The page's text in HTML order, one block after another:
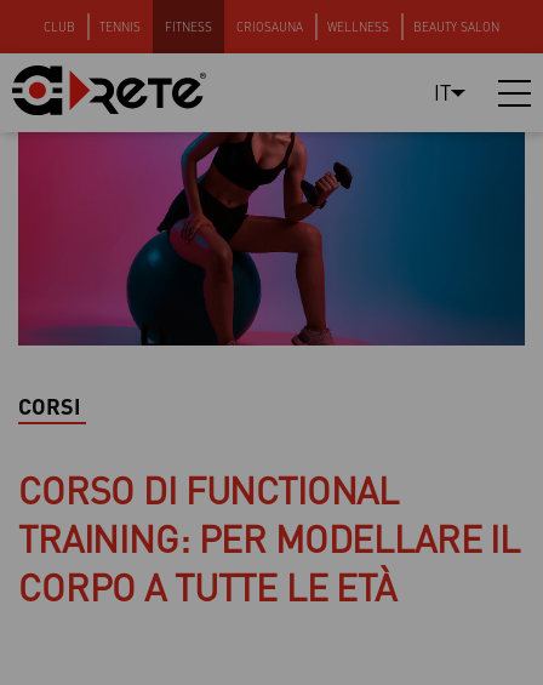
CLUB TENNIS FITNESS CRIOSAUNA WELLNESS BEAUTY SALON
IT
CORSI
CORSO DI FUNCTIONAL
TRAINING: PER MODELLARE IL
CORPO A TUTTE LE ETÀ